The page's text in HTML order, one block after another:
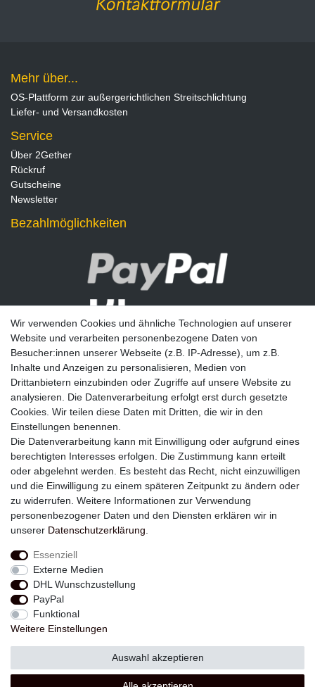
Mehr über...
OS-Plattform zur außergerichtlichen Streitschlichtung
Liefer- und Versandkosten
Service
Über 2Gether
Rückruf
Gutscheine
Newsletter
Bezahlmöglichkeiten
Newsletter
E-MAIL **
Einwilligung kann ich jederzeit widerrufen.**
Abonnieren
Widerrufs­recht Widerrufs­formular
Daten­schutz­erklärung
© Copyright 2026 | Alle Rechte vorbehalten.
Wir verwenden Cookies und ähnliche Technologien auf unserer
Website und verarbeiten personenbezogene Daten von
Besucher:innen unserer Webseite (z.B. IP-Adresse), um z.B.
Inhalte und Anzeigen zu personalisieren, Medien von
Drittanbietern einzubinden oder Zugriffe auf unsere Website zu
analysieren. Die Datenverarbeitung erfolgt erst durch gesetzte
Cookies. Wir teilen diese Daten mit Dritten, die wir in den
Einstellungen benennen.
Die Datenverarbeitung kann mit Einwilligung oder aufgrund eines
berechtigten Interesses erfolgen. Die Zustimmung kann erteilt
oder abgelehnt werden. Es besteht das Recht, nicht einzuwilligen
und die Einwilligung zu einem späteren Zeitpunkt zu ändern oder
zu widerrufen. Weitere Informationen zur Verwendung
personenbezogener Daten und den Diensten erklären wir in
unserer Daten­schutz­erklärung
Essenziell
Externe Medien
DHL Wunschzustellung
PayPal
Funktional
Weitere Einstellungen
Auswahl akzeptieren